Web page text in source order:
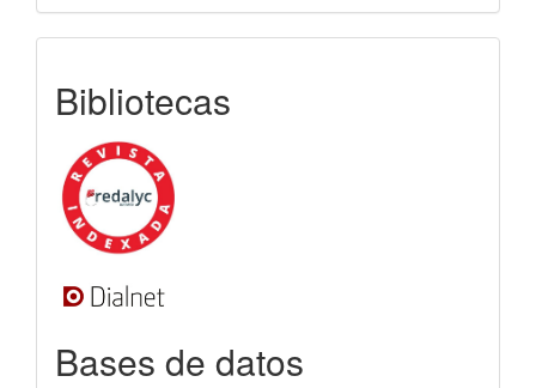
Bibliotecas
Bases de datos